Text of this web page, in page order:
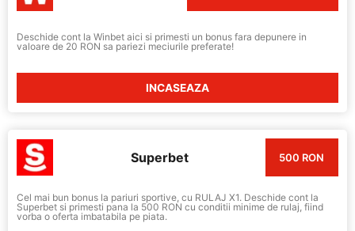
Deschide cont la Winbet aici si primesti un bonus fara depunere in
valoare de 20 RON sa pariezi meciurile preferate!
INCASEAZA
Superbet 500 RON
Cel mai bun bonus la pariuri sportive, cu RULAJ X1. Deschide cont la
Superbet si primesti pana la 500 RON cu conditii minime de rulaj, fiind
vorba o oferta imbatabila pe piata.